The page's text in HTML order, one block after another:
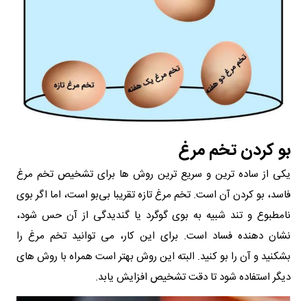
بو کردن تخم مرغ
یکی از ساده‌ ترین و سریع‌ ترین روش‌ ها برای تشخیص تخم مرغ
فاسد، بو کردن آن است. تخم مرغ تازه تقریبا بی‌بو است، اما اگر بوی
نامطبوع و تند شبیه به بوی گوگرد یا گندیدگی از آن حس شود،
نشان‌ دهنده فساد است. برای این کار، می‌ توانید تخم مرغ را
بشکنید و آن را بو کنید. البته این روش بهتر است همراه با روش‌ های
دیگر استفاده شود تا دقت تشخیص افزایش یابد.